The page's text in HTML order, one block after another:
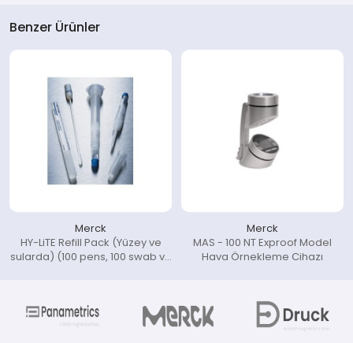
Benzer Ürünler
Merck
HY-LiTE Refill Pack (Yüzey ve
sularda) (100 pens, 100 swab ve
Merck
MAS - 100 NT Exproof Model
Hava Örnekleme Cihazı